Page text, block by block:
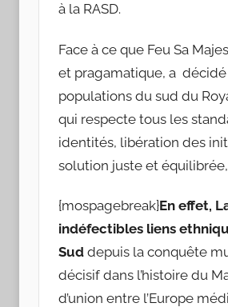
à la RASD.
Face à ce que Feu Sa
et pragamatique, a décidé
populations du sud du
qui respecte tous les
identités, libération des
solution juste et
{mospagebreak}En effet,
indéfectibles liens
Sud depuis la conquête
décisif dans l’histoire du
d’union entre l’Europe